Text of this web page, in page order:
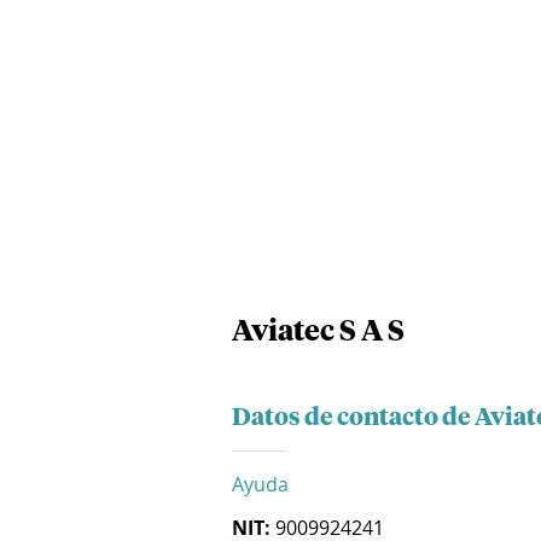
Aviatec S A S
Datos de contacto de
Ayuda
NIT: 9009924241